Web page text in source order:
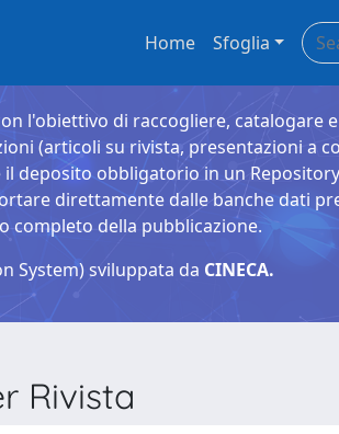
Home Sfoglia
l'obiettivo di raccogliere, catalogare
(articoli su rivista, presentazioni a
deposito obbligatorio in un
direttamente dalle banche dati
completo della pubblicazione.
System) sviluppata da CINECA.
Rivista